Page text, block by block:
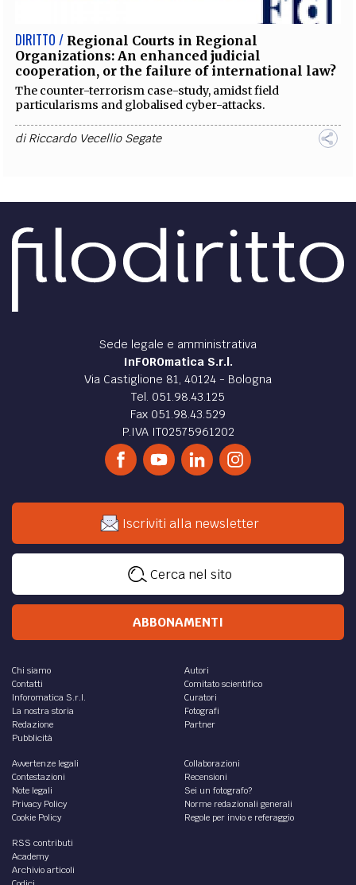
DIRITTO / Regional Courts in Regional
Organizations: An enhanced judicial
cooperation, or the failure of international law?
The counter-terrorism case-study, amidst field
particularisms and globalised cyber-attacks.
diRiccardo Vecellio Segate
Sede legale e amministrativa
InFOROmatica S.r.l.
Via Castiglione 81, 40124 - Bologna
Tel. 051.98.43.125
Fax 051.98.43.529
P.IVA IT02575961202
Iscriviti alla newsletter
Cerca nel sito
ABBONAMENTI
Chi siamo
Contatti
Inforomatica S.r.l.
La nostra storia
Redazione
Pubblicità
Autori
Comitato scientifico
Curatori
Fotografi
Partner
Avvertenze legali
Contestazioni
Note legali
Privacy Policy
Cookie Policy
Collaborazioni
Recensioni
Sei un fotografo?
Norme redazionali generali
Regole per invio e referaggio
RSS contributi
Academy
Archivio articoli